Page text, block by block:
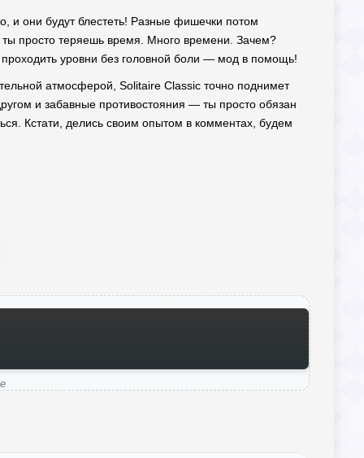
и они будут блестеть! Разные фишечки потом
просто теряешь время. Много времени. Зачем?
уровни без головной боли — мод в помощь!
атмосферой, Solitaire Classic точно поднимет
и забавные противостояния — ты просто обязан
Кстати, делись своим опытом в комментах, будем